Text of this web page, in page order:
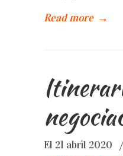
Read more →
El 21 abril 2020